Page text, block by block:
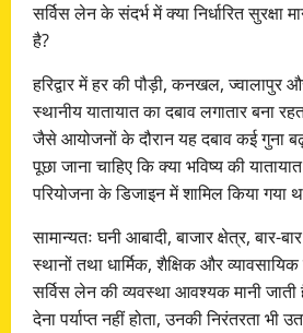
सर्विस लेन के संदर्भ में क्या निर्धारित सुरक्षा
है?
हरिद्वार में हर की पौड़ी, कनखल, ज्वालापुर
स्थानीय यातायात का दबाव लगातार बना
जैसे आयोजनों के दौरान यह दबाव कई गुना
पूछा जाना चाहिए कि क्या भविष्य की
परियोजना के डिजाइन में शामिल किया गया
सामान्यतः घनी आबादी, बाजार क्षेत्र, बार-
स्थानों तथा धार्मिक, शैक्षिक और व्यावसायिक
सर्विस लेन की व्यवस्था आवश्यक मानी
देना पर्याप्त नहीं होता, उनकी निरंतरता भी